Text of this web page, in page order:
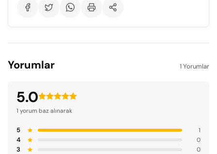
Yorumlar 1 Yorumlar
5.0
1 yorum baz alınarak
5 1
4 0
3 0